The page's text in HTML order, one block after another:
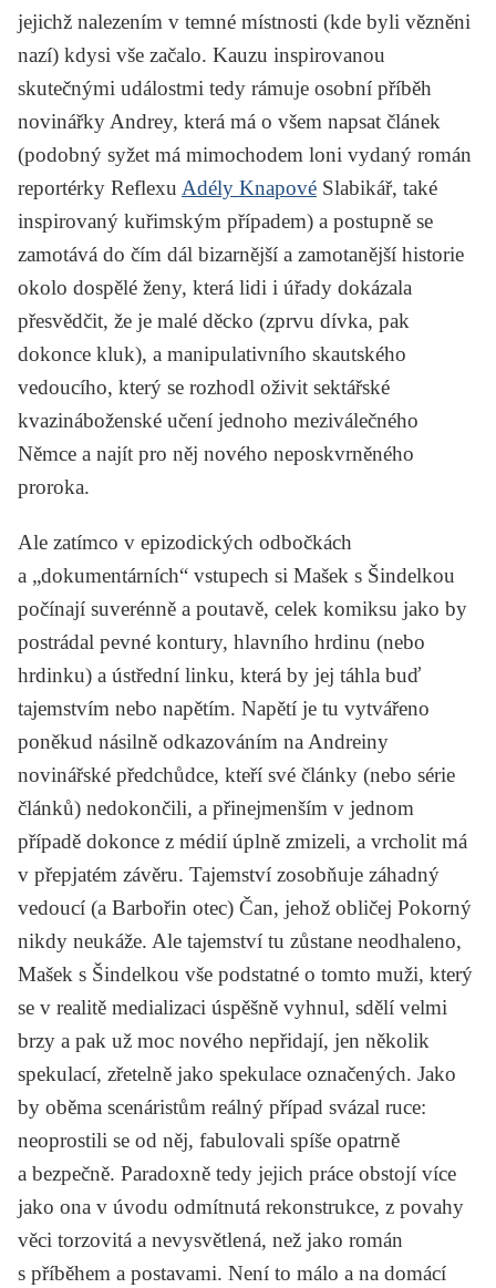
jejichž nalezením v temné místnosti (kde byli vězněni
nazí) kdysi vše začalo. Kauzu inspirovanou
skutečnými událostmi tedy rámuje osobní příběh
novinářky Andrey, která má o všem napsat článek
(podobný syžet má mimochodem loni vydaný román
reportérky Reflexu Adély Knapové Slabikář, také
inspirovaný kuřimským případem) a postupně se
zamotává do čím dál bizarnější a zamotanější historie
okolo dospělé ženy, která lidi i úřady dokázala
přesvědčit, že je malé děcko (zprvu dívka, pak
dokonce kluk), a manipulativního skautského
vedoucího, který se rozhodl oživit sektářské
kvazináboženské učení jednoho meziválečného
Němce a najít pro něj nového neposkvrněného
proroka.
Ale zatímco v epizodických odbočkách
a „dokumentárních“ vstupech si Mašek s Šindelkou
počínají suverénně a poutavě, celek komiksu jako by
postrádal pevné kontury, hlavního hrdinu (nebo
hrdinku) a ústřední linku, která by jej táhla buď
tajemstvím nebo napětím. Napětí je tu vytvářeno
poněkud násilně odkazováním na Andreiny
novinářské předchůdce, kteří své články (nebo série
článků) nedokončili, a přinejmenším v jednom
případě dokonce z médií úplně zmizeli, a vrcholit má
v přepjatém závěru. Tajemství zosobňuje záhadný
vedoucí (a Barbořin otec) Čan, jehož obličej Pokorný
nikdy neukáže. Ale tajemství tu zůstane neodhaleno,
Mašek s Šindelkou vše podstatné o tomto muži, který
se v realitě medializaci úspěšně vyhnul, sdělí velmi
brzy a pak už moc nového nepřidají, jen několik
spekulací, zřetelně jako spekulace označených. Jako
by oběma scenáristům reálný případ svázal ruce:
neoprostili se od něj, fabulovali spíše opatrně
a bezpečně. Paradoxně tedy jejich práce obstojí více
jako ona v úvodu odmítnutá rekonstrukce, z povahy
věci torzovitá a nevysvětlená, než jako román
s příběhem a postavami. Není to málo a na domácí